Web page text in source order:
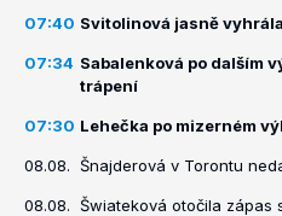
07:40 Svitolinová jasně
07:34 Sabalenková po dalším
trápení
07:30 Lehečka po mizerném
08.08. Šnajderová v Torontu
08.08. Šwiateková otočila zápas